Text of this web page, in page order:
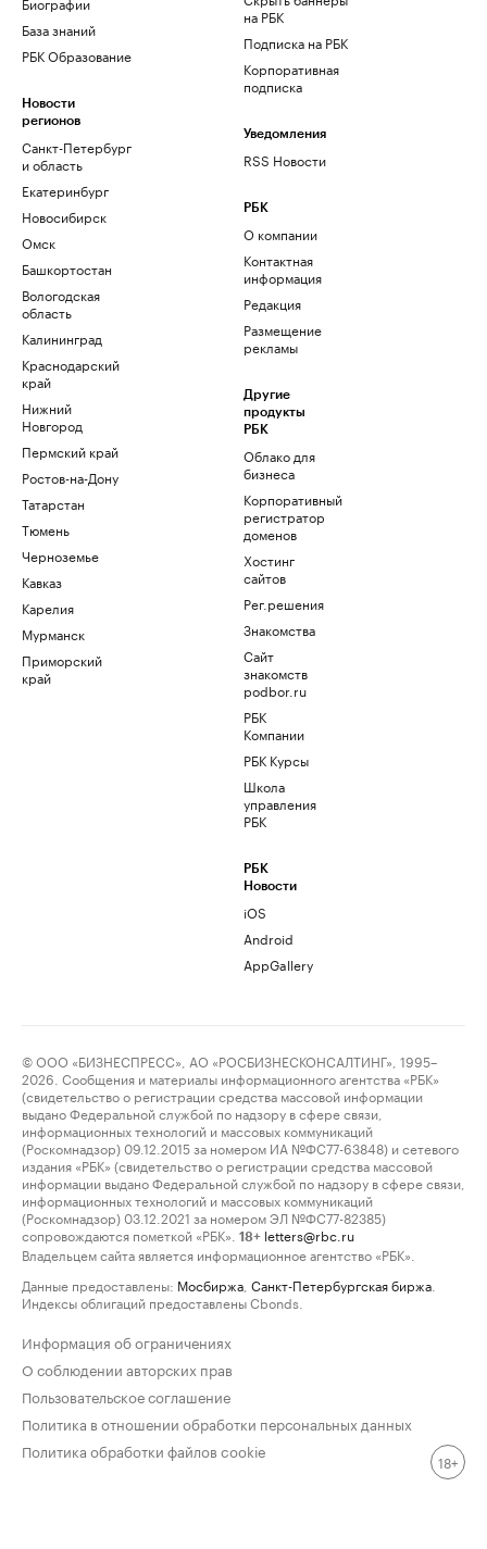
База знаний
РБК Образование
Новости
регионов
Санкт-Петербург
и область
Екатеринбург
Новосибирск
Омск
Башкортостан
Вологодская
область
Калининград
Краснодарский
край
Нижний
Новгород
Пермский край
Ростов-на-Дону
Татарстан
Тюмень
Черноземье
Кавказ
Карелия
Мурманск
Приморский
край
на РБК
Подписка на РБК
Корпоративная
подписка
Уведомления
RSS Новости
РБК
О компании
Контактная
информация
Редакция
Размещение
рекламы
Другие
продукты
РБК
Облако для
бизнеса
Корпоративный
регистратор
доменов
Хостинг
сайтов
Рег.решения
Знакомства
Сайт
знакомств
podbor.ru
РБК
Компании
РБК Курсы
Школа
управления
РБК
РБК
Новости
iOS
Android
AppGallery
© ООО «БИЗНЕСПРЕСС», АО «РОСБИЗНЕСКОНСАЛТИНГ», 1995–
2026. Сообщения и материалы информационного агентства «РБК»
(свидетельство о регистрации средства массовой информации
выдано Федеральной службой по надзору в сфере связи,
информационных технологий и массовых коммуникаций
(Роскомнадзор) 09.12.2015 за номером ИА №ФС77-63848) и сетевого
издания «РБК» (свидетельство о регистрации средства массовой
информации выдано Федеральной службой по надзору в сфере связи,
информационных технологий и массовых коммуникаций
(Роскомнадзор) 03.12.2021 за номером ЭЛ №ФС77-82385)
сопровождаются пометкой «РБК».
18+ letters@rbc.ru
Владельцем сайта является информационное агентство «РБК».
Данные предоставлены: Мосбиржа Санкт-Петербургская биржа
Индексы облигаций предоставлены Cbonds.
Информация об ограничениях
О соблюдении авторских прав
Пользовательское соглашение
Политика в отношении обработки персональных данных
Политика обработки файлов cookie
18+